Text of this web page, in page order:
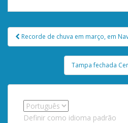
Post
navigation
Recorde de chuva em março, em
Tampa fechada
Definir como idioma padrão